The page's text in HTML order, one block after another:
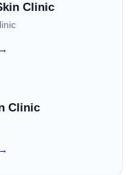
Clinic
Clinic